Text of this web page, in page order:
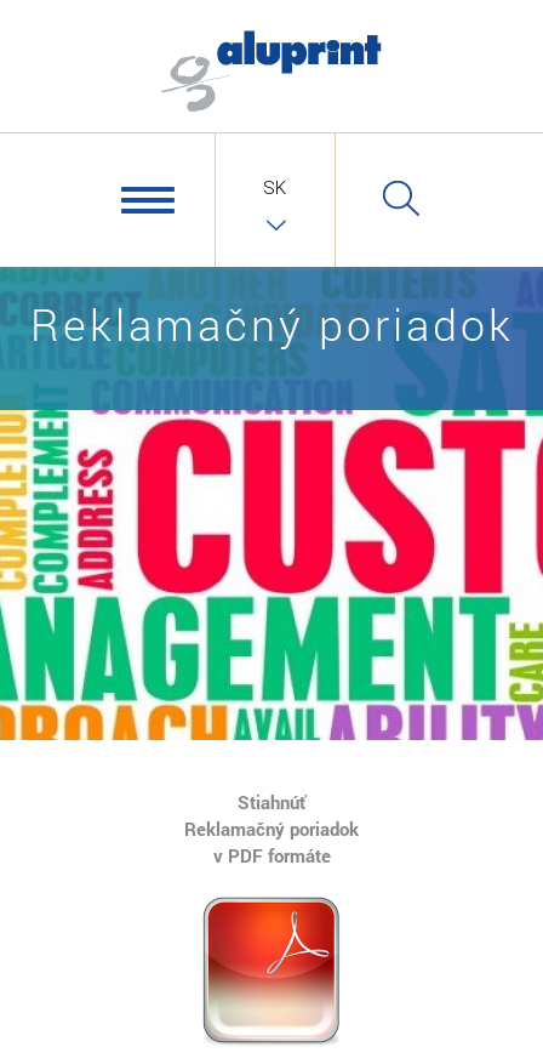
SK
Reklamačný poriadok
Stiahnúť
Reklamačný poriadok
v PDF formáte